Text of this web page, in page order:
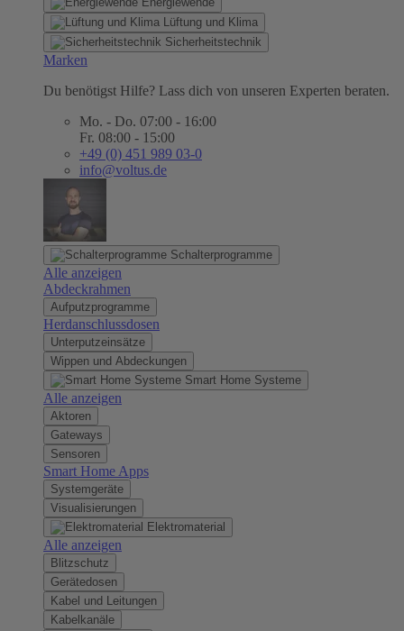
Lüftung und Klima
Sicherheitstechnik
Marken
Du benötigst Hilfe? Lass dich von unseren Experten beraten.
Mo. - Do. 07:00 - 16:00
Fr. 08:00 - 15:00
+49 (0) 451 989 03-0
info@voltus.de
Schalterprogramme
Alle anzeigen
Abdeckrahmen
Aufputzprogramme
Herdanschlussdosen
Unterputzeinsätze
Wippen und Abdeckungen
Smart Home Systeme
Alle anzeigen
Aktoren
Gateways
Sensoren
Smart Home Apps
Systemgeräte
Visualisierungen
Elektromaterial
Alle anzeigen
Blitzschutz
Gerätedosen
Kabel und Leitungen
Kabelkanäle